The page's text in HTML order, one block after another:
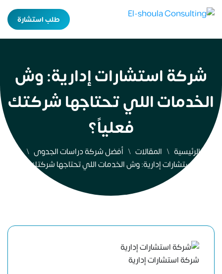
طلب استشارة
شركة استشارات إدارية: وش
الخدمات اللي تحتاجها شركتك
فعلياً؟
الرئيسية المقالات
أفضل شركة دراسات الجدوى
شركة استشارات إدارية: وش الخدمات اللي تحتاجها شركتك فعلياً؟
شركة استشارات إدارية